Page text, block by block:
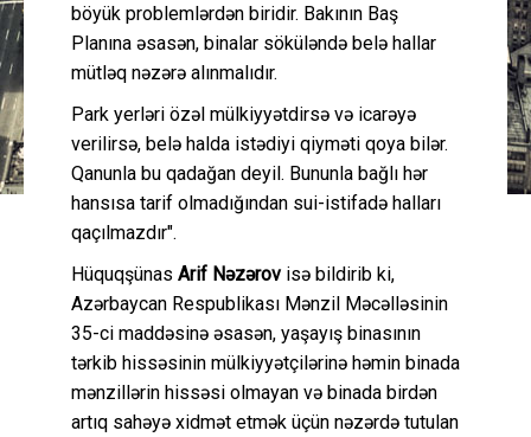
böyük problemlərdən biridir. Bakının Baş
Planına əsasən, binalar söküləndə belə hallar
mütləq nəzərə alınmalıdır.
Park yerləri özəl mülkiyyətdirsə və icarəyə
verilirsə, belə halda istədiyi qiyməti qoya bilər.
Qanunla bu qadağan deyil. Bununla bağlı hər
hansısa tarif olmadığından sui-istifadə halları
qaçılmazdır".
Hüquqşünas Arif Nəzərov isə bildirib ki,
Azərbaycan Respublikası Mənzil Məcəlləsinin
35-ci maddəsinə əsasən, yaşayış binasının
tərkib hissəsinin mülkiyyətçilərinə həmin binada
mənzillərin hissəsi olmayan və binada birdən
artıq sahəyə xidmət etmək üçün nəzərdə tutulan